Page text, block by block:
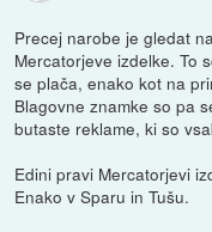
Precej narobe je gledat
Mercatorjeve izdelke. To
se plača, enako kot na
Blagovne znamke so pa
butaste reklame, ki so
Edini pravi Mercatorjevi
Enako v Sparu in Tušu.